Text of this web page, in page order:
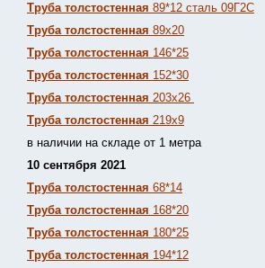
Труба толстостенная 89*12 сталь 09Г2С
Труба толстостенная 89х20
Труба толстостенная 146*25
Труба толстостенная 152*30
Труба толстостенная 203х26
Труба толстостенная 219х9
в наличии на складе от 1 метра
10 сентября 2021
Труба толстостенная 68*14
Труба толстостенная 168*20
Труба толстостенная 180*25
Труба толстостенная 194*12